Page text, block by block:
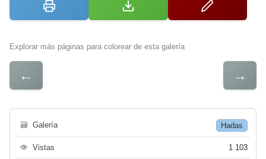
Explorar más páginas para colorear de esta galería
← →
🗃 Galería Hadas
👁 Vistas 1 103